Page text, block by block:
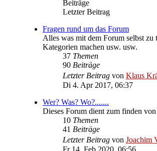
Beiträge
Letzter Beitrag
Fragen rund um das Forum
Alles was mit dem Forum selbst
Kategorien machen usw. usw.
37 Themen
90 Beiträge
Letzter Beitrag von Klaus
Di 4. Apr 2017, 06:37
Wer? Was? Wo?.......
Dieses Forum dient zum finden
10 Themen
41 Beiträge
Letzter Beitrag von Joachim
Fr 14. Feb 2020, 06:56